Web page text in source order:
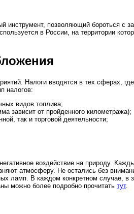
инструмент, позволяющий бороться с
в России, на территории
Налоги вводятся в тех сферах,
налогов:
видов топлива;
зависит от пройденного километража);
так и торговой деятельности;
воздействие на природу.
атмосферу. Не остались без
В каждом конкретном случае, в
можно более подробно прочитать тут.